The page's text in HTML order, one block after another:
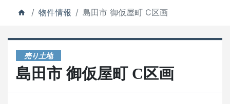
物件情報 島田市 御仮屋町 C区画
売り土地
島田市 御仮屋町 C区画